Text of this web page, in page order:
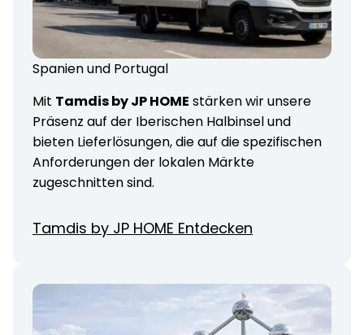
Spanien und Portugal
Mit Tamdis by JP HOME stärken wir unsere
Präsenz auf der Iberischen Halbinsel und
bieten Lieferlösungen, die auf die spezifischen
Anforderungen der lokalen Märkte
zugeschnitten sind.
Tamdis by JP HOME Entdecken